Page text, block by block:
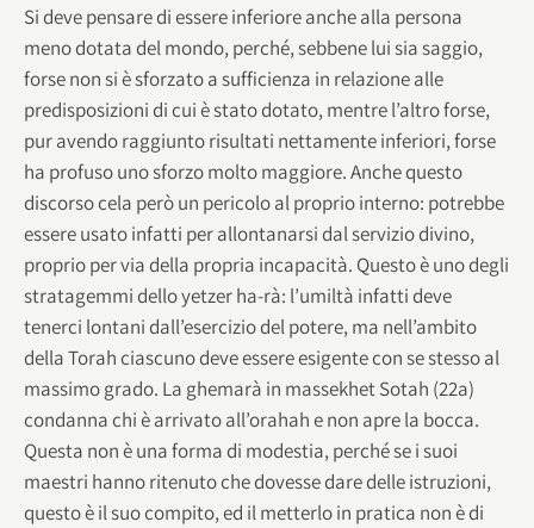
Si deve pensare di essere inferiore anche alla persona
meno dotata del mondo, perché, sebbene lui sia saggio,
forse non si è sforzato a sufficienza in relazione alle
predisposizioni di cui è stato dotato, mentre l’altro forse,
pur avendo raggiunto risultati nettamente inferiori, forse
ha profuso uno sforzo molto maggiore. Anche questo
discorso cela però un pericolo al proprio interno: potrebbe
essere usato infatti per allontanarsi dal servizio divino,
proprio per via della propria incapacità. Questo è uno degli
stratagemmi dello yetzer ha-rà: l’umiltà infatti deve
tenerci lontani dall’esercizio del potere, ma nell’ambito
della Torah ciascuno deve essere esigente con se stesso al
massimo grado. La ghemarà in massekhet Sotah (22a)
condanna chi è arrivato all’orahah e non apre la bocca.
Questa non è una forma di modestia, perché se i suoi
maestri hanno ritenuto che dovesse dare delle istruzioni,
questo è il suo compito, ed il metterlo in pratica non è di